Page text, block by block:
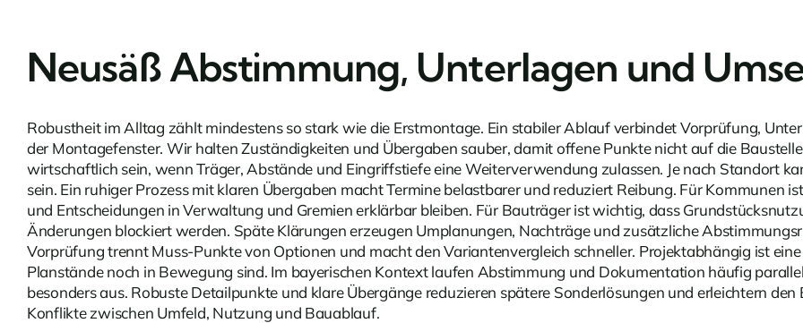
Neusäß Abstimmung, Unterlagen und
Robustheit im Alltag zählt mindestens so stark wie die Erstmontage. Ein stabiler Ablauf verbindet Vorprüfung,
der Montagefenster. Wir halten Zuständigkeiten und Übergaben sauber, damit offene Punkte nicht auf die
wirtschaftlich sein, wenn Träger, Abstände und Eingriffstiefe eine Weiterverwendung zulassen. Je nach Standort
sein. Ein ruhiger Prozess mit klaren Übergaben macht Termine belastbarer und reduziert Reibung. Für Kommunen
und Entscheidungen in Verwaltung und Gremien erklärbar bleiben. Für Bauträger ist wichtig, dass
Änderungen blockiert werden. Späte Klärungen erzeugen Umplanungen, Nachträge und zusätzliche
Vorprüfung trennt Muss-Punkte von Optionen und macht den Variantenvergleich schneller. Projektabhängig ist
Planstände noch in Bewegung sind. Im bayerischen Kontext laufen Abstimmung und Dokumentation häufig
besonders aus. Robuste Detailpunkte und klare Übergänge reduzieren spätere Sonderlösungen und erleichtern
Konflikte zwischen Umfeld, Nutzung und Bauablauf.